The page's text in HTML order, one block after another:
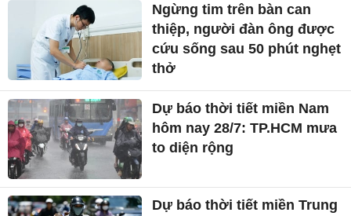
Ngừng tim trên bàn can
thiệp, người đàn ông được
cứu sống sau 50 phút nghẹt
thở
Dự báo thời tiết miền Nam
hôm nay 28/7: TP.HCM mưa
to diện rộng
Dự báo thời tiết miền Trung